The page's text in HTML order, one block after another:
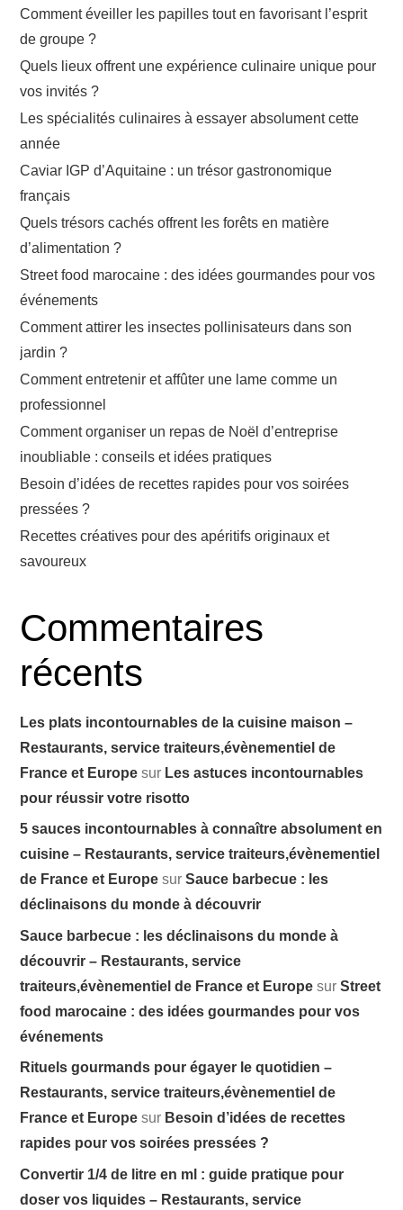
Comment éveiller les papilles tout en favorisant l’esprit
de groupe ?
Quels lieux offrent une expérience culinaire unique pour
vos invités ?
Les spécialités culinaires à essayer absolument cette
année
Caviar IGP d’Aquitaine : un trésor gastronomique
français
Quels trésors cachés offrent les forêts en matière
d’alimentation ?
Street food marocaine : des idées gourmandes pour vos
événements
Comment attirer les insectes pollinisateurs dans son
jardin ?
Comment entretenir et affûter une lame comme un
professionnel
Comment organiser un repas de Noël d’entreprise
inoubliable : conseils et idées pratiques
Besoin d’idées de recettes rapides pour vos soirées
pressées ?
Recettes créatives pour des apéritifs originaux et
savoureux
Commentaires
récents
Les plats incontournables de la cuisine maison –
Restaurants, service traiteurs,évènementiel de
France et Europe sur Les astuces incontournables
pour réussir votre risotto
5 sauces incontournables à connaître absolument en
cuisine – Restaurants, service traiteurs,évènementiel
de France et Europe surSauce barbecue : les
déclinaisons du monde à découvrir
Sauce barbecue : les déclinaisons du monde à
découvrir – Restaurants, service
traiteurs,évènementiel de France et Europe surStreet
food marocaine : des idées gourmandes pour vos
événements
Rituels gourmands pour égayer le quotidien –
Restaurants, service traiteurs,évènementiel de
France et Europe sur Besoin d’idées de recettes
rapides pour vos soirées pressées ?
Convertir 1/4 de litre en ml : guide pratique pour
doser vos liquides – Restaurants, service